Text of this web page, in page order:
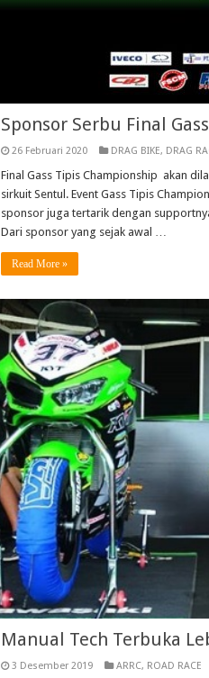
Sponsor Serbu Final
26 Februari 2020 DRAG BIKE, DRAG
Final Gass Tipis Championship akan
sirkuit Sentul. Event Gass Tipis
sponsor juga tertarik dengan
Dari sponsor yang sejak awal …
Read More »
Manual Tech Terbuka
3 Desember 2019 ARRC, ROAD RACE